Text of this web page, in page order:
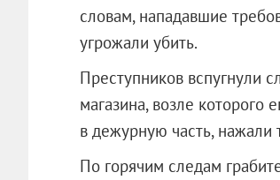
словам, нападавшие
угрожали убить.
Преступников вспугнули
магазина, возле которого
в дежурную часть, нажали
По горячим следам